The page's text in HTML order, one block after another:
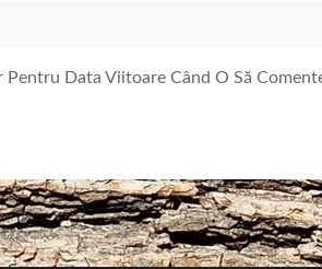
Data Viitoare Când O Să